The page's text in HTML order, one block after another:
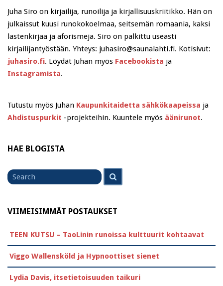
Juha Siro on kirjailija, runoilija ja kirjallisuuskriitikko. Hän on
julkaissut kuusi runokokoelmaa, seitsemän romaania, kaksi
lastenkirjaa ja aforismeja. Siro on palkittu useasti
kirjailijantyöstään. Yhteys: juhasiro@saunalahti.fi. Kotisivut:
juhasiro.fi. Löydät Juhan myös Facebookista ja
Instagramista.
Tutustu myös Juhan Kaupunkitaidetta sähkökaapeissa ja
Ahdistuspurkit -projekteihin. Kuuntele myös äänirunot.
HAE BLOGISTA
Search
for
VIIMEISIMMÄT POSTAUKSET
TEEN KUTSU – TaoLinin runoissa kulttuurit kohtaavat
Viggo Wallensköld ja Hypnoottiset sienet
Lydia Davis, itsetietoisuuden taikuri